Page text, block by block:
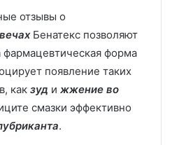
отзывы о
Бенатекс позволяют
фармацевтическая форма
появление таких
как зуд и жжение во
смазки эффективно
.